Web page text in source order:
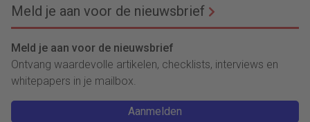
Meld je aan voor de nieuwsbrief
Meld je aan voor de nieuwsbrief
Ontvang waardevolle artikelen, checklists, interviews en
whitepapers in je mailbox.
Aanmelden